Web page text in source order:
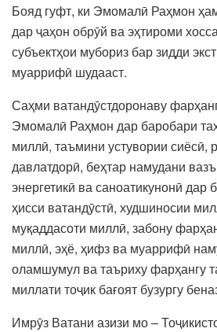
Бояд гуфт, ки Эмомалӣ Раҳмон
дар ҷаҳон обрӯй ва эҳтироми
субъектҳои мубориз бар зидди
муаррифӣ шудааст.
Саҳми ватандӯстдоронаву
Эмомалӣ Раҳмон дар баробари
миллӣ, таъмини устувории сиёсӣ,
давлатдорӣ, беҳтар намудани
энергетикӣ ва саноатикунонӣ дар
ҳисси ватандӯстӣ, худшиносии
муқаддасоти миллӣ, забону
миллӣ, эҳё, ҳифз ва муаррифӣ
оламшумул ва таъриху фарҳангу
миллати тоҷик бағоят бузургу
Имрӯз Ватани азизи мо –